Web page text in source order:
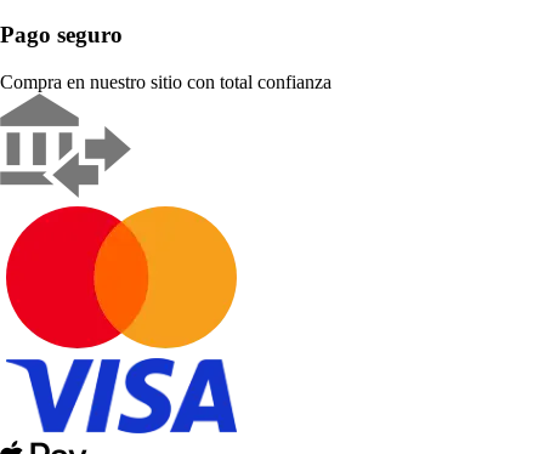
Pago seguro
Compra en nuestro sitio con total confianza